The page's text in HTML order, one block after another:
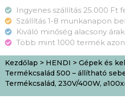
Ingyenes szállítás 25.000 Ft
Szállítás 1-8 munkanapon
Kiváló minőség alacsony
Több mint 1000 termék
Kezdőlap > HENDI > Gépek és
Termékcsalád 500 – állítható
Termékcsalád, 230V/400W,